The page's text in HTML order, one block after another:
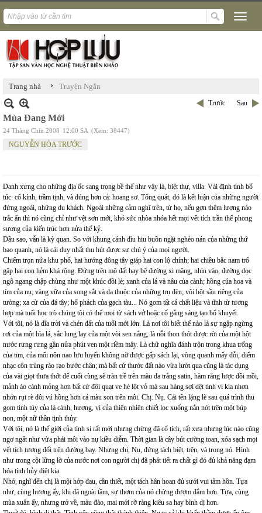
Trang nhà › Truyện Ngắn
Trước Sau
Mùa Đang Mới
24 Tháng Chín 2008 12:00 SA (Xem: 38447)
NGUYỄN HÒA TRƯỚC
Danh xưng cho những địa ốc sang trọng bề thế như vậy là, biệt thự, villa. Vài định tính bổ
túc: cổ kính, trầm tịnh, và đúng hơn cả: hoang sơ. Tổng quát, đó là kết luận của những người
đứng ngoài, những du khách. Ngoài những cảm nghĩ trên, từ họ, nếu gợn thêm lượng nào
trắc ẩn thì nó cũng chỉ như vệt sơn mới, khó sức nhòa nhóa hết mọi vết tích trần thế phong
sương của kiến trúc hơn nửa thế kỷ.
Dầu sao, vẫn là kỳ quan. So với khung cảnh đìu hiu buồn ngặt nghèo nản của những thứ
bao quanh, nó là cái duy nhất thu hút được sự chú ý của mọi người.
Chiếm trọn nửa khu phố, hai hướng đông tây giáp hai con lộ chính; hai chiều bắc nam trổ
gặp hai con hẻm khá rộng. Đứng trên mô đất hay bệ đường xi măng, nhìn vào, đường dọc
ngõ ngang chập chùng như một khúc đồi lẻ; xanh của lá và nâu của cành; hồng của hoa và
tím của nụ; vàng vữa của song sắt và da thuộc của những trụ đèn; vôi hột sầu riêng của
tường; xa cừ của đá tây; hổ phách của gạch tàu... Nó gom tất cả chất liệu và tĩnh từ tương
hợp mà tuổi học trò chúng tôi có thể moi từ sách vở hoặc cố gắng sáng tạo bổ khuyết.
Với tôi, nó là dĩa trời và chén đất của tuổi mới lớn. Là nơi tôi biết thế nào là sự ngập ngừng
rơi của một bìa lá, sắc lung lay của một vòi sen nắng, là nỗi thon thót được rời của một hột
nước rưng rưng gần nửa phút ven một riềm mây. Là chữ nghĩa đánh trộn trong khua trống
của tim, của mối nôn nao lưu luyến không nỡ được gấp sách lại, vòng quanh mấy đỗi, điểm
nhạc côn trùng rào rạo bước chân; mà bất cứ thước đất nào vừa lướt qua cũng là tác dụng
của vài giọt thưa thớt để cuối cùng sẽ tràn trề trên màu da trắng satin, hàm răng lược đồi mồi,
mảnh áo cánh mỏng hơn bất cứ đôi quạt ve hè lột vỏ mà sau hàng sợi dệt tinh vi kia nhơn
nhởn rụt rè đôi vú hồng hơn cả màu son trên môi. Chị. Nụ. Cái tên lặng lẽ sau quá trình thu
gom tinh túy của lá cành, hương, vị của thiên nhiên chiết lọc xuống nắn nót trên một búp
non, một nữ thần tịnh thủy.
Với tôi, nó là thế giới của tình si rất mới nhưng chừng đã cổ tích, rất xưa nhưng lúc nào cũng
ngơ ngất như vừa phái môi vào nụ kiều diễm. Thời gian là cây bút cường toan, xóa sạch mọi
vết tích tương đối trên đường bay. Nhưng chị, Nụ, đứng tách biệt, trên, và trong nó. Hình
như trong cột lững lờ của nước nơi con người chị đã phát tiết ra chất gì đó đủ khả năng đạm
hóa tính hủy diệt kia.
Nhớ, nghĩ đến chị là một hớp đau, cần thiết, một tách hân hoan đủ sưởi vui tâm hồn. Tựa
như, cùng hương ấy, khi đã ngoài tầm, sự thơm của nó chừng đượm đắm hơn. Tựa, cùng
mùa xuân ấy, nhưng trở về, màu đào, mai mới rỡ ràng kiêu sa hay bình dị hơn.